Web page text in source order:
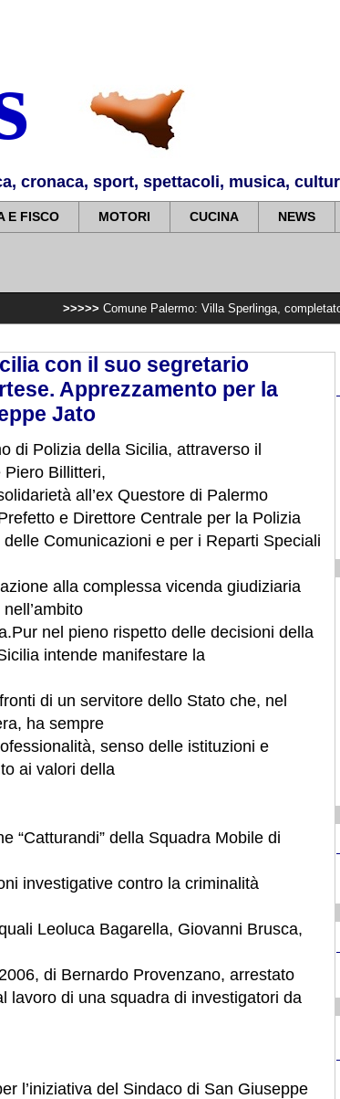
cronaca, sport, spettacoli, musica,
E FISCO MOTORI CUCINA NEWS
Comune Palermo: Villa Sperlinga, completato impianto di
con il suo segretario
Apprezzamento per la
Jato
di Polizia della Sicilia, attraverso il
Piero Billitteri,
all’ex Questore di Palermo
e Direttore Centrale per la Polizia
Comunicazioni e per i Reparti Speciali
alla complessa vicenda giudiziaria
Pur nel pieno rispetto delle decisioni della
intende manifestare la
di un servitore dello Stato che, nel
ha sempre
senso delle istituzioni e
ai valori della
“Catturandi” della Squadra Mobile di
investigative contro la criminalità
Leoluca Bagarella, Giovanni Brusca,
di Bernardo Provenzano, arrestato
lavoro di una squadra di investigatori da
l’iniziativa del Sindaco di San Giuseppe